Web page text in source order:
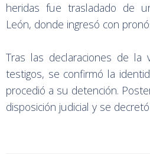
heridas fue trasladado de
León, donde ingresó con
Tras las declaraciones de la
testigos, se confirmó la
procedió a su detención.
disposición judicial y se